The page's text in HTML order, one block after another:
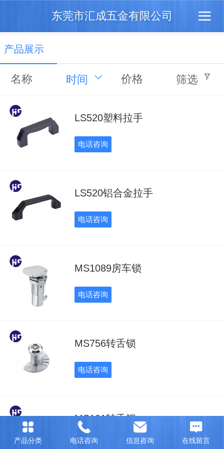
东莞市汇成五金有限公司
产品展示
名称 时间 价格 筛选
LS520塑料拉手
电话咨询
LS520铝合金拉手
电话咨询
MS1089房车锁
电话咨询
MS756转舌锁
电话咨询
MS101转舌锁
电话咨询
产品分类 电话咨询 信息咨询 在线留言